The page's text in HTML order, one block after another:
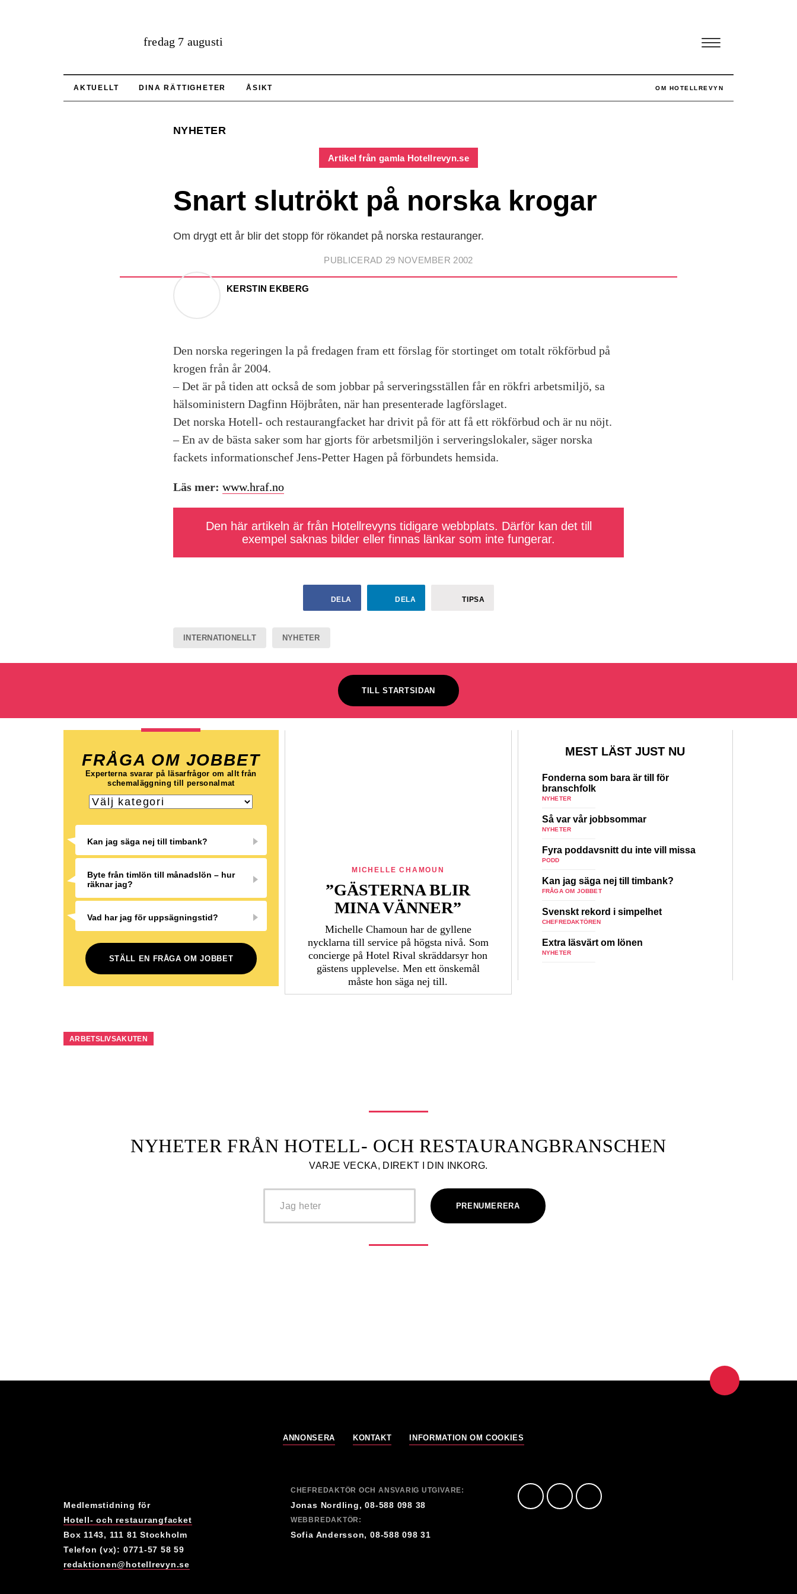
fredag 7 augusti
AKTUELLT DINA RÄTTIGHETER ÅSIKT OM HOTELLREVYN
NYHETER
Artikel från gamla Hotellrevyn.se
Snart slutrökt på norska krogar
Om drygt ett år blir det stopp för rökandet på norska restauranger.
PUBLICERAD 29 NOVEMBER 2002
KERSTIN EKBERG
Den norska regeringen la på fredagen fram ett förslag för stortinget om totalt rökförbud på
krogen från år 2004.
– Det är på tiden att också de som jobbar på serveringsställen får en rökfri arbetsmiljö, sa
hälsoministern Dagfinn Höjbråten, när han presenterade lagförslaget.
Det norska Hotell- och restaurangfacket har drivit på för att få ett rökförbud och är nu nöjt.
– En av de bästa saker som har gjorts för arbetsmiljön i serveringslokaler, säger norska
fackets informationschef Jens-Petter Hagen på förbundets hemsida.
Läs mer: www.hraf.no
Den här artikeln är från Hotellrevyns tidigare webbplats. Därför kan det till
exempel saknas bilder eller finnas länkar som inte fungerar.
DELA DELA TIPSA
INTERNATIONELLT NYHETER
TILL STARTSIDAN
FRÅGA OM JOBBET
Experterna svarar på läsarfrågor om allt från
schemaläggning till personalmat
Kan jag säga nej till timbank?
Byte från timlön till månadslön – hur
räknar jag?
Vad har jag för uppsägningstid?
STÄLL EN FRÅGA OM JOBBET
MICHELLE CHAMOUN
”GÄSTERNA BLIR
MINA VÄNNER”
Michelle Chamoun har de gyllene
nycklarna till service på högsta nivå. Som
concierge på Hotel Rival skräddarsyr hon
gästens upp­levelse. Men ett önskemål
måste hon säga nej till.
MEST LÄST JUST NU
Fonderna som bara är till för
branschfolk
NYHETER
Så var vår jobbsommar
NYHETER
Fyra poddavsnitt du inte vill missa
PODD
Kan jag säga nej till timbank?
FRÅGA OM JOBBET
Svenskt rekord i simpelhet
CHEFREDAKTÖREN
Extra läsvärt om lönen
NYHETER
ARBETSLIVSAKUTEN
NYHETER FRÅN HOTELL- OCH RESTAURANGBRANSCHEN
VARJE VECKA, DIREKT I DIN INKORG.
ANNONSERA KONTAKT INFORMATION OM COOKIES
Medlemstidning för
Hotell- och restaurangfacket
Box 1143, 111 81 Stockholm
Telefon (vx): 0771-57 58 59
redaktionen@hotellrevyn.se
CHEFREDAKTÖR OCH ANSVARIG UTGIVARE:
Jonas Nordling, 08-588 098 38
WEBBREDAKTÖR:
Sofia Andersson, 08-588 098 31